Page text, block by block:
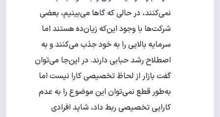
نمی‌کنند، در حالی که گاها می‌بینیم، بعضی
شرکت‌ها با وجود این‌که زیان‌ده هستند اما
سرمایه بالایی را به خود جذب می‌کنند و به
اصطلاح رشد حبابی دارند. در این‌جا می‌توان
گفت بازار از لحاظ تخصیصی کارا نیست اما
به‌طور قطع نمی‌توان این موضوع را به عدم
کارایی تخصیصی ربط داد، شاید افرادی